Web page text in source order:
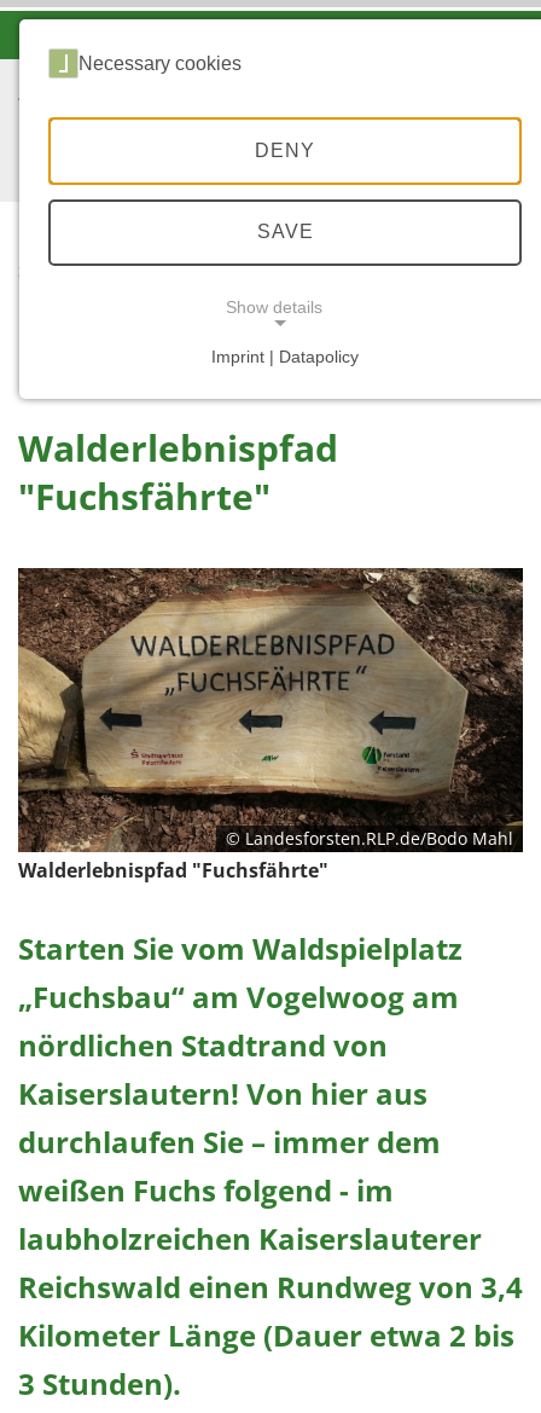
STARTSEITE
...
Walderlebnispfad
"Fuchsfährte"
© Landesforsten.RLP.de/Bodo Mahl
Walderlebnispfad "Fuchsfährte"
Starten Sie vom Waldspielplatz
„Fuchsbau“ am Vogelwoog am
nördlichen Stadtrand von
Kaiserslautern! Von hier aus
durchlaufen Sie – immer dem
weißen Fuchs folgend - im
laubholzreichen Kaiserslauterer
Reichswald einen Rundweg von 3,4
Kilometer Länge (Dauer etwa 2 bis
3 Stunden).
Necessary cookies
DENY
SAVE
Show details
Imprint | Datapolicy